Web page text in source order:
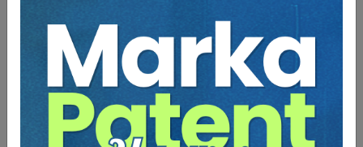
BENZER VIDEO EĞITIMLER
Video Eğitim Abonesi Ol: Sadece 5490 TL / Yıllık